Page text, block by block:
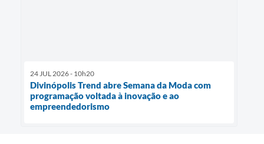
24 JUL 2026 - 10h20
Divinópolis Trend abre Semana da Moda com
programação voltada à inovação e ao
empreendedorismo